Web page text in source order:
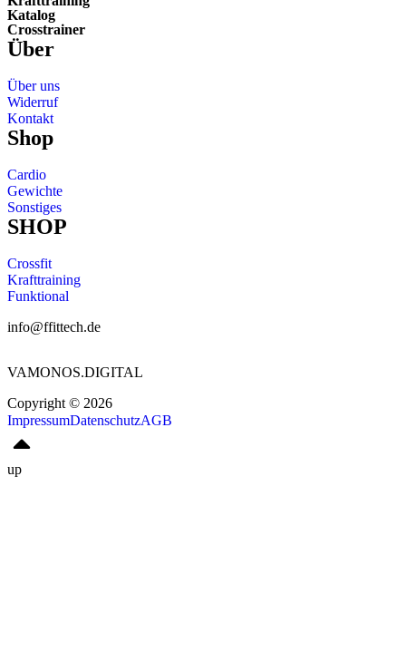
Katalog
Crosstrainer
Über
Über uns
Widerruf
Kontakt
Shop
Cardio
Gewichte
Sonstiges
SHOP
Crossfit
Krafttraining
Funktional
info@ffittech.de
VAMONOS.DIGITAL
Copyright © 2026
ImpressumDatenschutzAGB
up